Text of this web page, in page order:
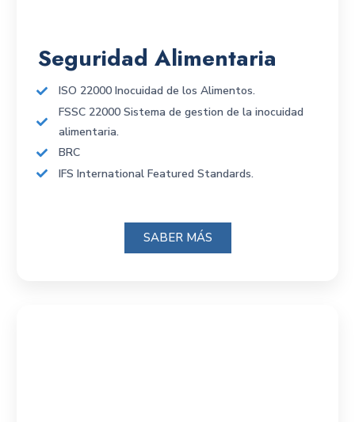
Seguridad Alimentaria
ISO 22000 Inocuidad de los Alimentos.
FSSC 22000 Sistema de gestion de la inocuidad
alimentaria.
BRC
IFS International Featured Standards.
SABER MÁS